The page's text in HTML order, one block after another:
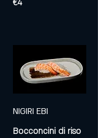
€4
NIGIRI EBI
Bocconcini di riso